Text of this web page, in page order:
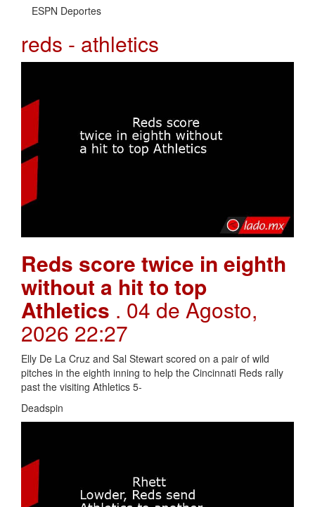
ESPN Deportes
reds - athletics
Reds score twice in eighth
without a hit to top
Athletics . 04 de Agosto,
2026 22:27
Elly De La Cruz and Sal Stewart scored on a pair of wild
pitches in the eighth inning to help the Cincinnati Reds rally
past the visiting Athletics 5-
Deadspin